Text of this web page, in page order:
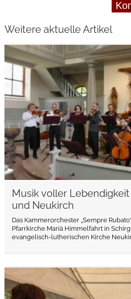
Weitere aktuelle Artikel
Musik voller
und Neukirch
Das Kammerorchester „Sempre
Pfarrkirche Mariä Himmelfahrt in
evangelisch-lutherischen Kirche
weiterlesen
weiterlesen